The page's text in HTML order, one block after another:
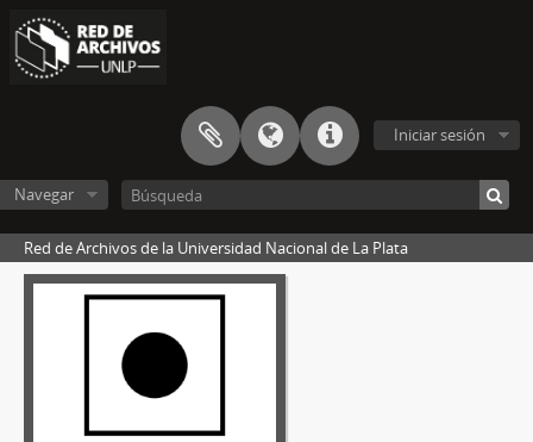
Iniciar sesión
Navegar
Red de Archivos de la Universidad Nacional de La Plata